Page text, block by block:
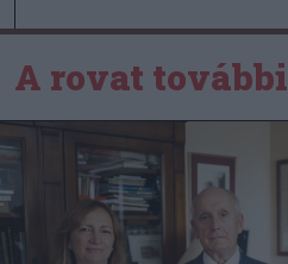
A rovat